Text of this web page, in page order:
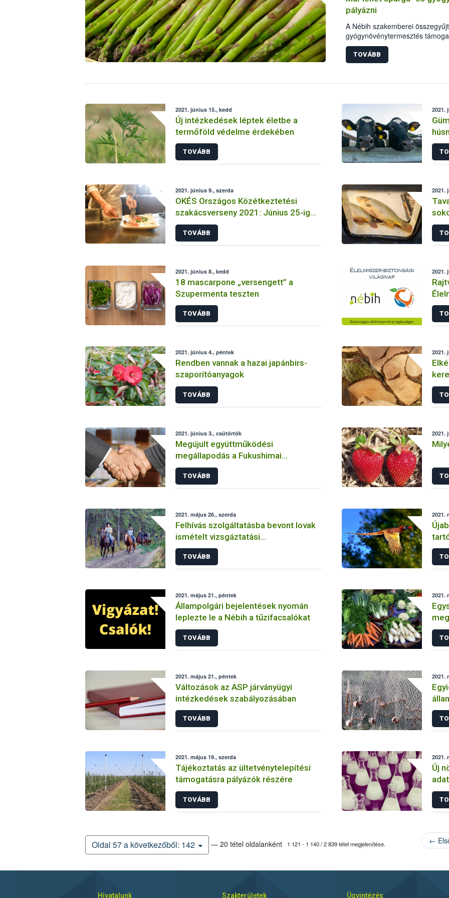
pályázni
A Nébih szakemberei
gyógynövénytermesztés
pályázat benyújtásához a
és igazolásokról szóló
nélkül.
TOVÁBB
2021. június 15., kedd
Új intézkedések léptek életbe a
termőföld védelme érdekében
TOVÁBB
2021.
2021. június 9., szerda
OKÉS Országos Közétkeztetési
szakácsverseny 2021: Június 25-ig
lehet nevezni
TOVÁBB
2021.
2021. június 8., kedd
18 mascarpone „versengett” a
Szupermenta teszten
TOVÁBB
2021.
2021. június 4., péntek
Rendben vannak a hazai japánbirs-
szaporítóanyagok
TOVÁBB
2021.
2021. június 3., csütörtök
Megújult együttműködési
megállapodás a Fukushimai
Egyetemmel
TOVÁBB
2021.
2021. május 26., szerda
Felhívás szolgáltatásba bevont lovak
ismételt vizsgáztatási
kötelezettségére
TOVÁBB
2021.
2021. május 21., péntek
Állampolgári bejelentések nyomán
leplezte le a Nébih a tűzifacsalókat
TOVÁBB
2021.
2021. május 21., péntek
Változások az ASP járványügyi
intézkedések szabályozásában
TOVÁBB
2021.
2021. május 19., szerda
Tájékoztatás az ültetvénytelepítési
támogatásra pályázók részére
TOVÁBB
2021.
Új
Oldal 57 a következőből: 142 — 20 tétel oldalanként 1 121 - 1 140 / 2 839 tétel megjelenítése. ←
Hivatalunk Szakterületek Ügyintézés